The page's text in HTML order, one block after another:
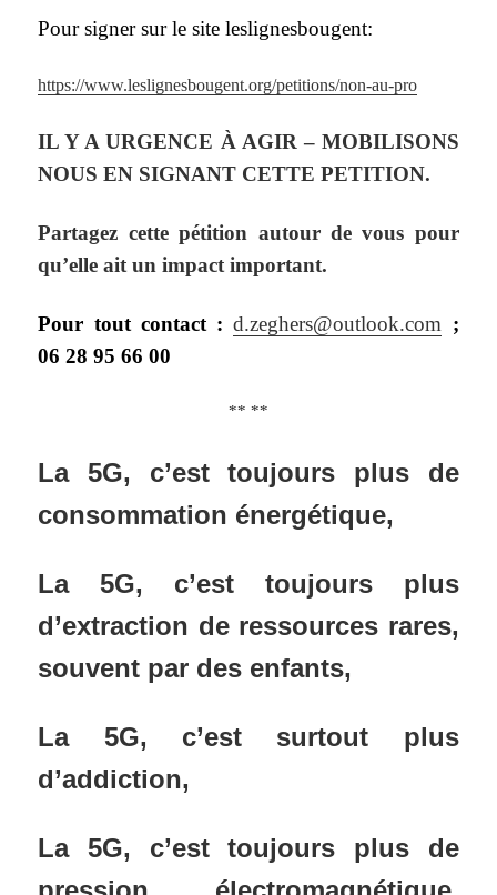
Pour signer sur le site leslignesbougent:
https://www.leslignesbougent.org/petitions/non-au-pro
IL Y A URGENCE À AGIR – MOBILISONS
NOUS EN SIGNANT CETTE PETITION.
Partagez cette pétition autour de vous pour
qu’elle ait un impact important.
Pour tout contact : d.zeghers@outlook.com ;
06 28 95 66 00
** **
La 5G, c’est toujours plus de
consommation énergétique,
La 5G, c’est toujours plus
d’extraction de ressources rares,
souvent par des enfants,
La 5G, c’est surtout plus
d’addiction,
La 5G, c’est toujours plus de